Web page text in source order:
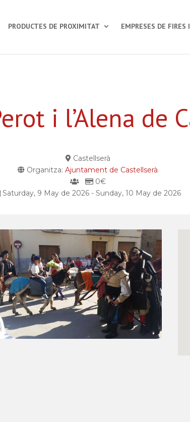
PRODUCTES DE PROXIMITAT EMPRESES DE FIRES
i l’Alena de
Castellserà
Organitza: Ajuntament de Castellserà
0€
Saturday, 9 May de 2026 - Sunday, 10 May de 2026